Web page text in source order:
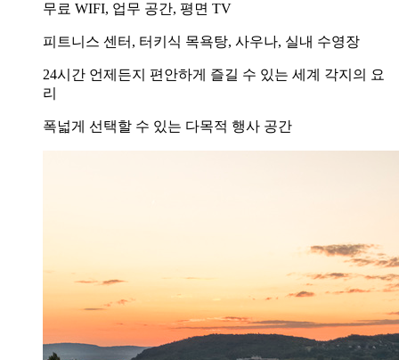
무료 WIFI, 업무 공간, 평면 TV
피트니스 센터, 터키식 목욕탕, 사우나, 실내 수영장
24시간 언제든지 편안하게 즐길 수 있는 세계 각지의 요
리
폭넓게 선택할 수 있는 다목적 행사 공간